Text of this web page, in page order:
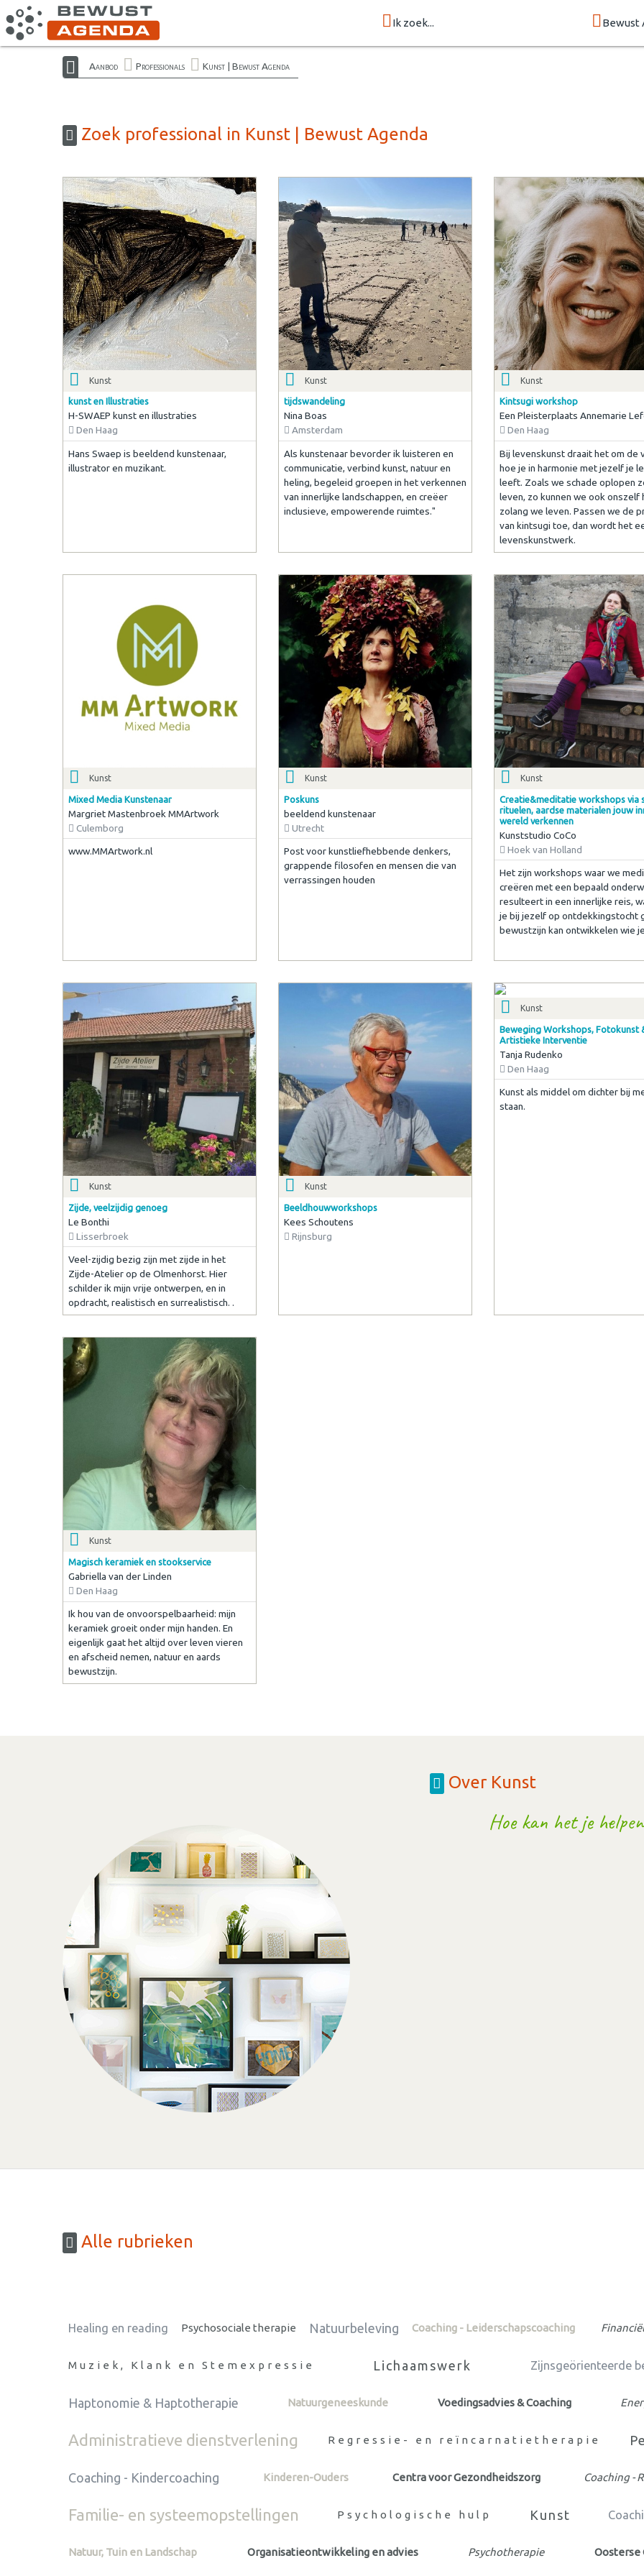
Ik zoek... Bewust
Aanbod Professionals Kunst | Bewust Agenda
Zoek professional in Kunst | Bewust Agenda
Kunst
kunst en Illustraties
H-SWAEP kunst en illustraties
Den Haag
Hans Swaep is beeldend kunstenaar,
illustrator en muzikant.
Kunst
tijdswandeling
Nina Boas
Amsterdam
Als kunstenaar bevorder ik luisteren en
communicatie, verbind kunst, natuur en
heling, begeleid groepen in het verkennen
van innerlijke landschappen, en creëer
inclusieve, empowerende ruimtes."
Kunst
Kintsugi workshop
Een Pleisterplaats Annemarie
Den Haag
Bij levenskunst draait het om de
hoe je in harmonie met jezelf je
leeft. Zoals we schade oplopen
leven, zo kunnen we ook onszelf
zolang we leven. Passen we de
van kintsugi toe, dan wordt het
levenskunstwerk.
Kunst
Mixed Media Kunstenaar
Margriet Mastenbroek MMArtwork
Culemborg
www.MMArtwork.nl
Kunst
Poskuns
beeldend kunstenaar
Utrecht
Post voor kunstliefhebbende denkers,
grappende filosofen en mensen die van
verrassingen houden
Kunst
Creatie&meditatie workshops via
rituelen, aardse materialen jouw
wereld verkennen
Kunststudio CoCo
Hoek van Holland
Het zijn workshops waar we
creëren met een bepaald
resulteert in een innerlijke reis,
je bij jezelf op ontdekkingstocht
bewustzijn kan ontwikkelen wie
Kunst
Zijde, veelzijdig genoeg
Le Bonthi
Lisserbroek
Veel-zijdig bezig zijn met zijde in het
Zijde-Atelier op de Olmenhorst. Hier
schilder ik mijn vrije ontwerpen, en in
opdracht, realistisch en surrealistisch. .
Kunst
Beeldhouwworkshops
Kees Schoutens
Rijnsburg
Kunst
Beweging Workshops, Fotokunst
Artistieke Interventie
Tanja Rudenko
Den Haag
Kunst als middel om dichter bij
staan.
Kunst
Magisch keramiek en stookservice
Gabriella van der Linden
Den Haag
Ik hou van de onvoorspelbaarheid: mijn
keramiek groeit onder mijn handen. En
eigenlijk gaat het altijd over leven vieren
en afscheid nemen, natuur en aards
bewustzijn.
Over Kunst
Hoe kan het je
Alle rubrieken
Healing en reading Psychosociale therapie Natuurbeleving Coaching - Leiderschapscoaching
Muziek, Klank en Stemexpressie Lichaamswerk Zijnsgeörienteerde
Haptonomie & Haptotherapie Natuurgeneeskunde Voedingsadvies & Coaching
Administratieve dienstverlening Regressie- en reïncarnatietherapie
Coaching - Kindercoaching Kinderen-Ouders Centra voor Gezondheidszorg Coaching -
Familie- en systeemopstellingen Psychologische hulp Kunst
Natuur, Tuin en Landschap Organisatieontwikkeling en advies Psychotherapie Oosterse